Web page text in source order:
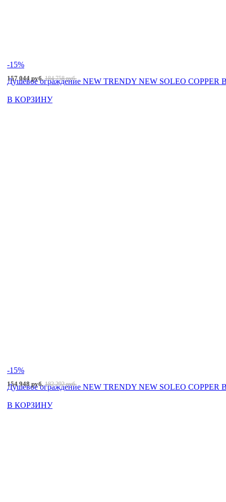
-15%
Душевое ограждение NEW TRENDY NEW SOLEO COPPER
157 044 руб. 184 758 руб.
В КОРЗИНУ
-15%
Душевое ограждение NEW TRENDY NEW SOLEO COPPER
154 948 руб. 182 292 руб.
В КОРЗИНУ